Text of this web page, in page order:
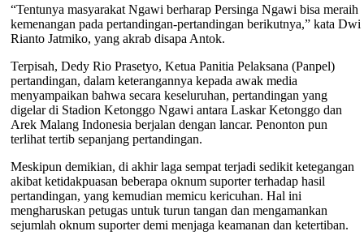
“Tentunya masyarakat Ngawi berharap Persinga Ngawi bisa meraih
kemenangan pada pertandingan-pertandingan berikutnya,” kata Dwi
Rianto Jatmiko, yang akrab disapa Antok.
Terpisah, Dedy Rio Prasetyo, Ketua Panitia Pelaksana (Panpel)
pertandingan, dalam keterangannya kepada awak media
menyampaikan bahwa secara keseluruhan, pertandingan yang
digelar di Stadion Ketonggo Ngawi antara Laskar Ketonggo dan
Arek Malang Indonesia berjalan dengan lancar. Penonton pun
terlihat tertib sepanjang pertandingan.
Meskipun demikian, di akhir laga sempat terjadi sedikit ketegangan
akibat ketidakpuasan beberapa oknum suporter terhadap hasil
pertandingan, yang kemudian memicu kericuhan. Hal ini
mengharuskan petugas untuk turun tangan dan mengamankan
sejumlah oknum suporter demi menjaga keamanan dan ketertiban.